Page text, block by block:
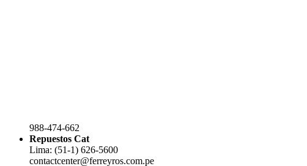
988-474-662
Repuestos Cat
Lima: (51-1) 626-5600
contactcenter@ferreyros.com.pe